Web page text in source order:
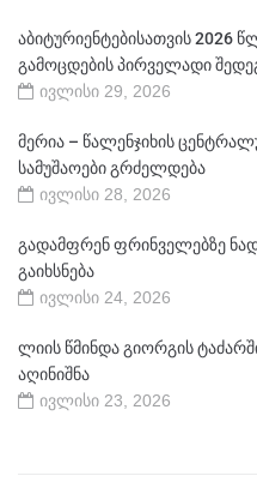
აბიტურიენტებისათვის 2026
გამოცდების პირველადი
ივლისი 29, 2026
მერია – წალენჯიხის
სამუშაოები გრძელდება
ივლისი 28, 2026
გადამფრენ ფრინველებზე
გაიხსნება
ივლისი 24, 2026
ლიის წმინდა გიორგის
აღინიშნა
ივლისი 23, 2026